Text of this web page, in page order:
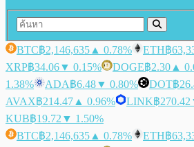
BTC฿2,146,635 ▲ 0.78% ETH฿
XRP฿34.06▼ 0.15% DOGE฿2.30 ▲
1.38%
ADA฿6.48▼ 0.80% DOT฿
AVAX฿214.47 ▲ 0.96% LINK฿270.42
KUB฿19.72 ▼ 1.50%
BTC฿2,146,635 ▲ 0.78% ETH฿